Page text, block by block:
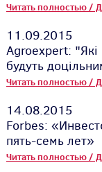
Читать полностью /
11.09.2015
Agroexpert: "Які
будуть
Читать полностью /
14.08.2015
Forbes:
пять-семь лет»
Читать полностью /